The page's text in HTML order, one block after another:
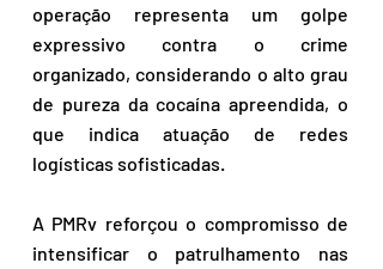
operação representa um golpe
expressivo contra o crime
organizado, considerando o alto grau
de pureza da cocaína apreendida, o
que indica atuação de redes
logísticas sofisticadas.
A PMRv reforçou o compromisso de
intensificar o patrulhamento nas